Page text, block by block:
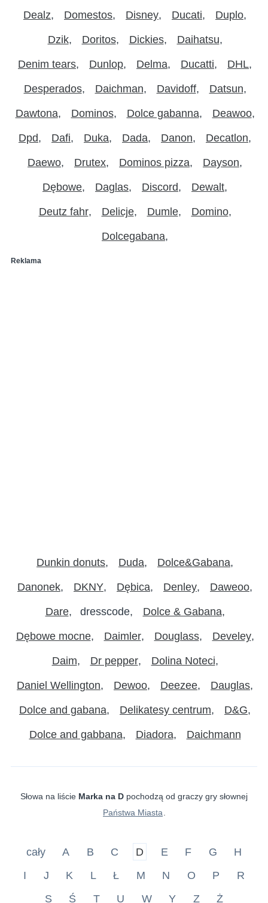
Dealz Domestos Disney Ducati Duplo
Dzik Doritos Dickies Daihatsu
Denim tears Dunlop Delma Ducatti DHL
Desperados Daichman Davidoff Datsun
Dawtona Dominos Dolce gabanna Deawoo
Dpd Dafi Duka Dada Danon Decatlon
Daewo Drutex Dominos pizza Dayson
Dębowe Daglas Discord Dewalt
Deutz fahr Delicje Dumle Domino
Dolcegabana
Reklama
Dunkin donuts Duda Dolce&Gabana
Danonek DKNY Dębica Denley Daweoo
Dare dresscode Dolce & Gabana
Dębowe mocne Daimler Douglass Develey
Daim Dr pepper Dolina Noteci
Daniel Wellington Dewoo Deezee Dauglas
Dolce and gabana Delikatesy centrum D&G
Dolce and gabbana Diadora Daichmann
Słowa na liście Marka na D pochodzą od graczy gry słownej
Państwa Miasta
cały A B C D E F G
H
I
J K L Ł M N O P
R
S
Ś T U W Y Z Ż